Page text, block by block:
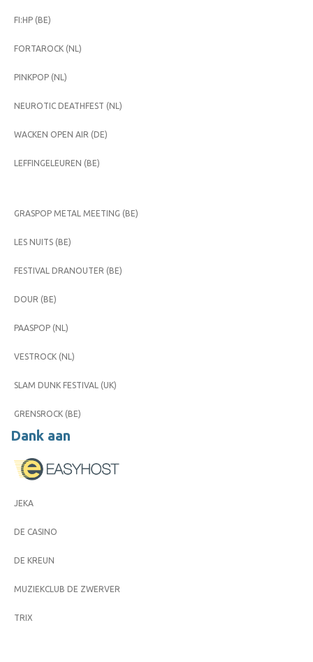
FI:HP (BE)
FORTAROCK (NL)
PINKPOP (NL)
NEUROTIC DEATHFEST (NL)
WACKEN OPEN AIR (DE)
LEFFINGELEUREN (BE)
GRASPOP METAL MEETING (BE)
LES NUITS (BE)
FESTIVAL DRANOUTER (BE)
DOUR (BE)
PAASPOP (NL)
VESTROCK (NL)
SLAM DUNK FESTIVAL (UK)
GRENSROCK (BE)
Dank aan
JEKA
DE CASINO
DE KREUN
MUZIEKCLUB DE ZWERVER
TRIX